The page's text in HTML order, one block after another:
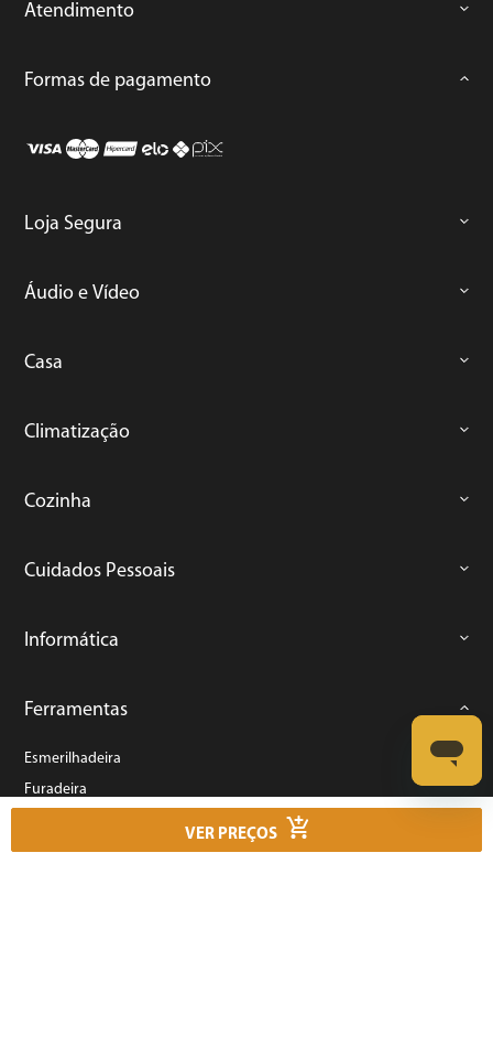
VER PREÇOS
Atendimento
Formas de pagamento
Loja Segura
Áudio e Vídeo
Casa
Climatização
Cozinha
Cuidados Pessoais
Informática
Ferramentas
Esmerilhadeira
Furadeira
Martelete